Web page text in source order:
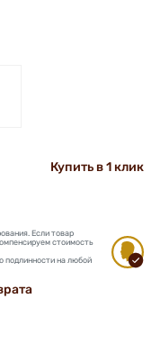
Купить в 1 клик
Если товар
стоимость
подлинности на любой